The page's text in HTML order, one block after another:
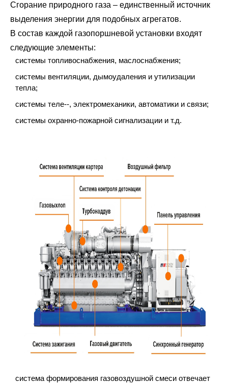
Сгорание природного газа – единственный источник
выделения энергии для подобных агрегатов.
В состав каждой газопоршневой установки входят
следующие элементы:
системы топливоснабжения, маслоснабжения;
системы вентиляции, дымоудаления и утилизации
тепла;
системы теле--, электромеханики, автоматики и связи;
системы охранно-пожарной сигнализации и т.д.
система формирования газовоздушной смеси отвечает